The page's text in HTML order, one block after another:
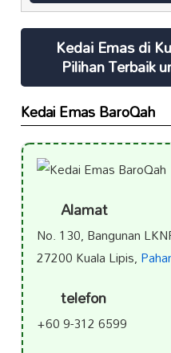
Kedai Emas di
Pilihan Terbaik
Kedai Emas BaroQah
Alamat
No. 130, Bangunan
27200 Kuala Lipis,
telefon
+60 9-312 6599